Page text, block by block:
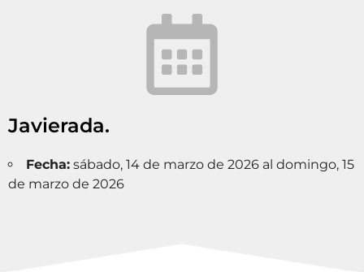
Javierada.
Fecha: sábado, 14 de marzo de 2026 al domingo, 15
de marzo de 2026